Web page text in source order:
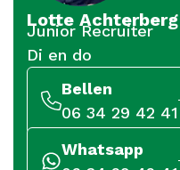
Lotte Achterberg
Junior Recruiter
Di en do
Bellen
06 34 29 42 41
Whatsapp